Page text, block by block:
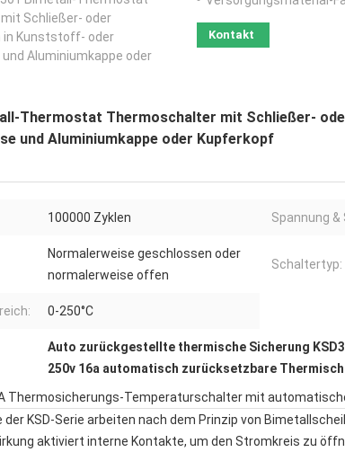
Schließer- oder
Kunststoff- oder
Aluminiumkappe oder
Kontakt
Thermostat Thermoschalter mit Schließer-
und Aluminiumkappe oder Kupferkopf
100000 Zyklen Spannung &
Normalerweise geschlossen oder
normalerweise offen
Schaltertyp:
0-250°C
Auto zurückgestellte thermische Sicherung
250v 16a automatisch zurücksetzbare
Thermosicherungs-Temperaturschalter mit
KSD-Serie arbeiten nach dem Prinzip von
aktiviert interne Kontakte, um den Stromkreis zu